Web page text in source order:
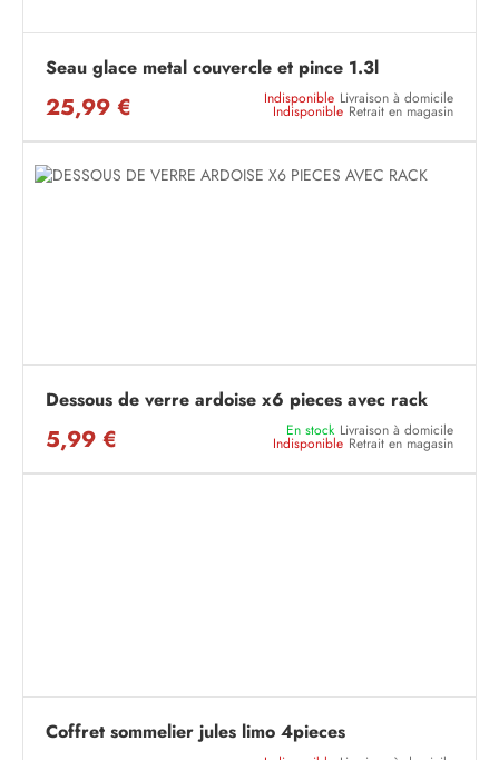
Seau glace metal couvercle et pince 1.3l
25,99 € Indisponible Livraison à domicile
Indisponible Retrait en magasin
Dessous de verre ardoise x6 pieces avec rack
5,99 € En stock Livraison à domicile
Indisponible Retrait en magasin
Coffret sommelier jules limo 4pieces